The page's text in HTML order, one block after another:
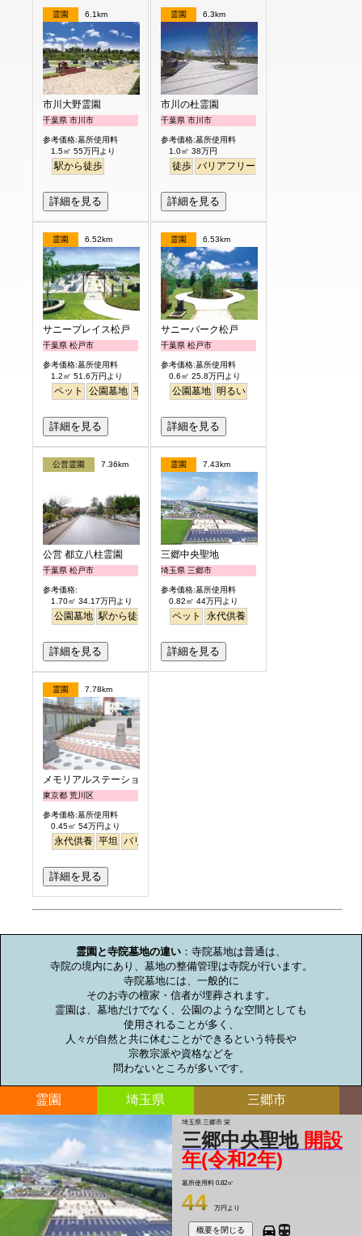
霊園 6.1km
市川大野霊園
千葉県 市川市
参考価格:墓所使用料
1.5㎡ 55万円より
駅から徒歩
詳細を見る
霊園 6.3km
市川の杜霊園
千葉県 市川市
参考価格:墓所使用料
1.0㎡ 38万円
徒歩 バリアフリー
詳細を見る
霊園 6.52km
サニープレイス松戸
千葉県 松戸市
参考価格:墓所使用料
1.2㎡ 51.6万円より
ペット 公園墓地 平坦 明るい
詳細を見る
霊園 6.53km
サニーパーク松戸
千葉県 松戸市
参考価格:墓所使用料
0.6㎡ 25.8万円より
公園墓地 明るい
詳細を見る
公営霊園 7.36km
公営 都立八柱霊園
千葉県 松戸市
参考価格:
1.70㎡ 34.17万円より
公園墓地 駅から徒歩
詳細を見る
霊園 7.43km
三郷中央聖地
埼玉県 三郷市
参考価格:墓所使用料
0.82㎡ 44万円より
ペット 永代供養
詳細を見る
霊園 7.78km
メモリアルステーション南千住
東京都 荒川区
参考価格:墓所使用料
0.45㎡ 54万円より
永代供養 平坦 バリアフリー
詳細を見る
霊園と寺院墓地の違い ：寺院墓地は普通は、
寺院の境内にあり、墓地の整備管理は寺院が行います。
寺院墓地には、一般的に
そのお寺の檀家・信者が埋葬されます。
霊園は、墓地だけでなく、公園のような空間としても
使用されることが多く、
人々が自然と共に休むことができるという特長や
宗教宗派や資格などを
問わないところが多いです。
霊園 埼玉県 三郷市
埼玉県 三郷市 栄
三郷中央聖地 開設
年(令和2年)
墓所使用料 0.82㎡
44 万円より
概要を閉じる